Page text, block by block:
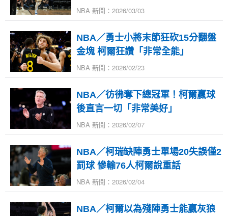
NBA 新聞：2026/03/03
NBA／勇士小將末節狂砍15分翻盤
金塊 柯爾狂讚「非常全能」
NBA 新聞：2026/02/23
NBA／彷彿奪下總冠軍！柯爾贏球
後直言一切「非常美好」
NBA 新聞：2026/02/07
NBA／柯瑞缺陣勇士單場20失誤僅2
罰球 慘輸76人柯爾說重話
NBA 新聞：2026/02/04
NBA／柯爾以為殘陣勇士能贏灰狼